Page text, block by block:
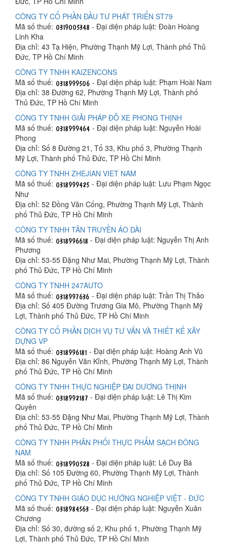
CÔNG TY CỔ PHẦN ĐẦU TƯ PHÁT TRIỂN ST79
Mã số thuế:
- Đại diện pháp luật: Đoàn Hoàng
Linh Kha
Địa chỉ: 43 Tạ Hiện, Phường Thạnh Mỹ Lợi, Thành phố Thủ
Đức, TP Hồ Chí Minh
CÔNG TY TNHH KAIZENCONS
Mã số thuế:
- Đại diện pháp luật: Phạm Hoài Nam
Địa chỉ: 38 Đường 62, Phường Thạnh Mỹ Lợi, Thành phố
Thủ Đức, TP Hồ Chí Minh
CÔNG TY TNHH GIẢI PHÁP ĐỖ XE PHONG THỊNH
Mã số thuế:
- Đại diện pháp luật: Nguyễn Hoài
Phong
Địa chỉ: Số 8 Đường 21, Tổ 33, Khu phố 3, Phường Thạnh
Mỹ Lợi, Thành phố Thủ Đức, TP Hồ Chí Minh
CÔNG TY TNHH ZHEJIAN VIET NAM
Mã số thuế:
- Đại diện pháp luật: Lưu Phạm Ngọc
Như
Địa chỉ: 52 Đồng Văn Cống, Phường Thạnh Mỹ Lợi, Thành
phố Thủ Đức, TP Hồ Chí Minh
CÔNG TY TNHH TÂN TRUYỀN ÁO DÀI
Mã số thuế:
- Đại diện pháp luật: Nguyễn Thị Anh
Phương
Địa chỉ: 53-55 Đặng Như Mai, Phường Thạnh Mỹ Lợi, Thành
phố Thủ Đức, TP Hồ Chí Minh
CÔNG TY TNHH 247AUTO
Mã số thuế:
- Đại diện pháp luật: Trần Thị Thảo
Địa chỉ: Số 405 Đường Trương Gia Mô, Phường Thạnh Mỹ
Lợi, Thành phố Thủ Đức, TP Hồ Chí Minh
CÔNG TY CỔ PHẦN DỊCH VỤ TƯ VẤN VÀ THIẾT KẾ XÂY
DỰNG VP
Mã số thuế:
- Đại diện pháp luật: Hoàng Anh Vũ
Địa chỉ: 86 Nguyễn Văn Kỉnh, Phường Thạnh Mỹ Lợi, Thành
phố Thủ Đức, TP Hồ Chí Minh
CÔNG TY TNHH THỰC NGHIỆP ĐẠI DƯƠNG THỊNH
Mã số thuế:
- Đại diện pháp luật: Lê Thị Kim
Quyên
Địa chỉ: 53-55 Đặng Như Mai, Phường Thạnh Mỹ Lợi, Thành
phố Thủ Đức, TP Hồ Chí Minh
CÔNG TY TNHH PHÂN PHỐI THỰC PHẨM SẠCH ĐÔNG
NAM
Mã số thuế:
- Đại diện pháp luật: Lê Duy Bá
Địa chỉ: Số 105 Đường 60, Phường Thạnh Mỹ Lợi, Thành
phố Thủ Đức, TP Hồ Chí Minh
CÔNG TY TNHH GIÁO DỤC HƯỚNG NGHIỆP VIỆT - ĐỨC
Mã số thuế:
- Đại diện pháp luật: Nguyễn Xuân
Chương
Địa chỉ: Số 30, đường số 2, Khu phố 1, Phường Thạnh Mỹ
Lợi, Thành phố Thủ Đức, TP Hồ Chí Minh